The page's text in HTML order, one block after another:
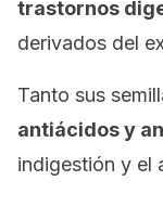
trastornos
derivados del
Tanto sus
antiácidos y
indigestión y el